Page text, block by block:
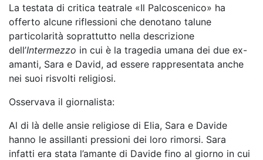
La testata di critica teatrale «Il Palcoscenico» ha
offerto alcune riflessioni che denotano talune
particolarità soprattutto nella descrizione
dell’Intermezzo in cui è la tragedia umana dei due ex-
amanti, Sara e David, ad essere rappresentata anche
nei suoi risvolti religiosi.
Osservava il giornalista:
Al di là delle ansie religiose di Elia, Sara e Davide
hanno le assillanti pressioni dei loro rimorsi. Sara
infatti era stata l’amante di Davide fino al giorno in cui